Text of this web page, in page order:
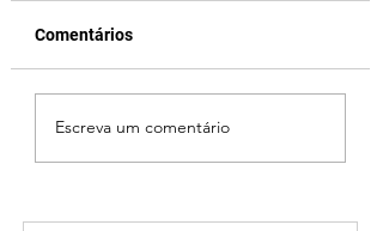
Fechamento da Ponte
rotina de turistas e
Minas e Goiás
Comentários
Escreva um comentário